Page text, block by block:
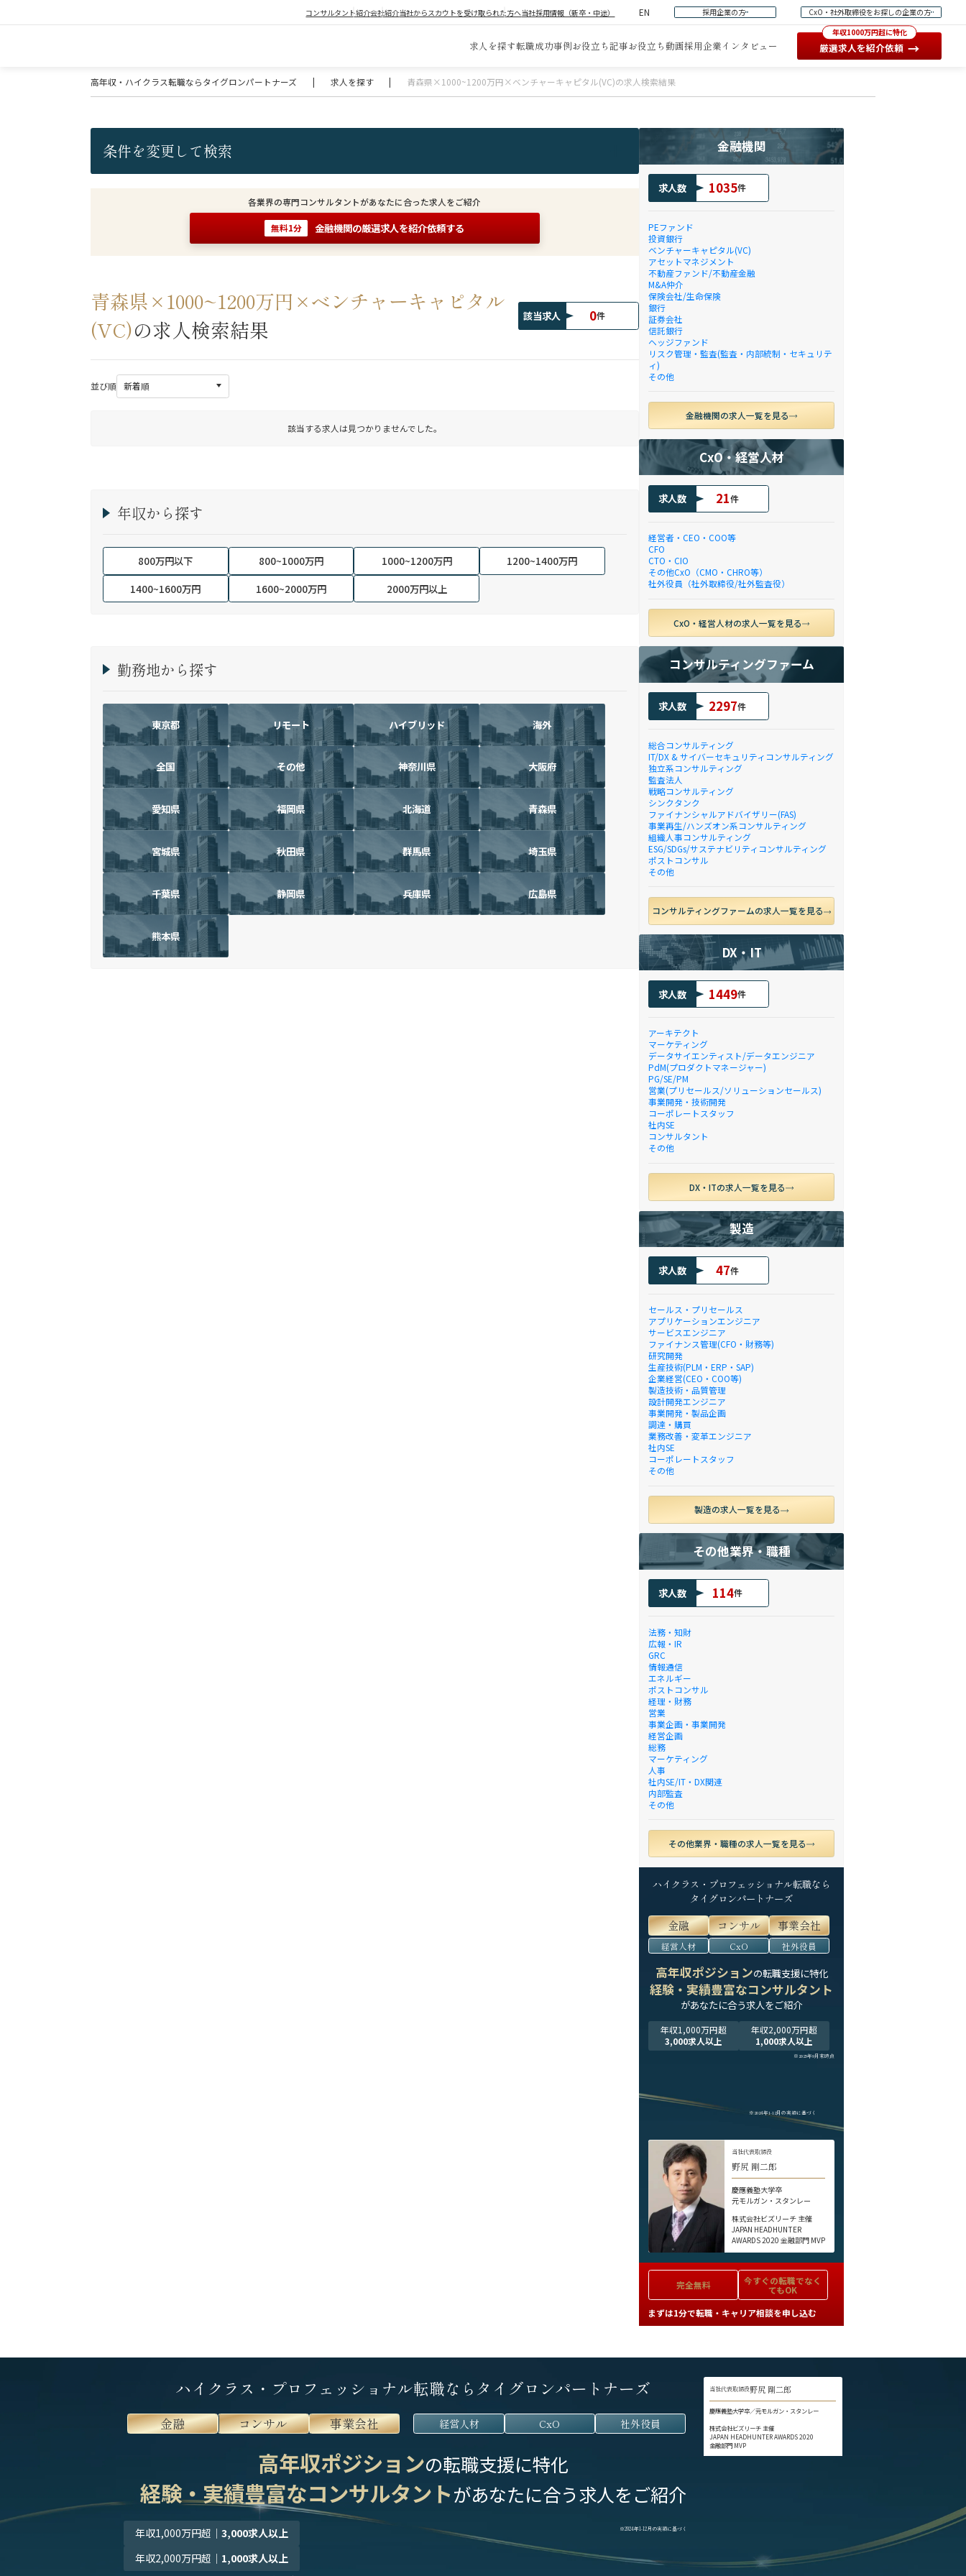
コンサルタント紹介会社紹介当社からスカウトを受け取られた方へ当社採用情報（新卒・中途） EN 採用企業の方 CxO・社外取締役をお探しの企業の方
求人を探す転職成功事例お役立ち記事お役立ち動画採用企業インタビュー
年収1000万円超に特化
厳選求人を紹介依頼 →
高年収・ハイクラス転職ならタイグロンパートナーズ | 求人を探す | 青森県×1000~1200万円×ベンチャーキャピタル(VC)の求人検索結果
条件を変更して検索
各業界の専門コンサルタントがあなたに合った求人をご紹介
無料1分 金融機関の厳選求人を紹介依頼する
青森県×1000~1200万円×ベンチャーキャピタル
(VC)の求人検索結果
該当求人 0件
並び順
該当する求人は見つかりませんでした。
年収から探す
800万円以下 800~1000万円 1000~1200万円
1200~1400万円
1400~1600万円
1600~2000万円 2000万円以上
勤務地から探す
東京都 リモート ハイブリッド 海外
全国 その他 神奈川県 大阪府
愛知県 福岡県 北海道 青森県
宮城県 秋田県 群馬県 埼玉県
千葉県 静岡県 兵庫県 広島県
熊本県
金融機関
求人数 1035件
PEファンド
投資銀行
ベンチャーキャピタル(VC)
アセットマネジメント
不動産ファンド/不動産金融
M&A仲介
保険会社/生命保険
銀行
証券会社
信託銀行
ヘッジファンド
リスク管理・監査(監査・内部統制・セキュリテ
ィ)
その他
金融機関の求人一覧を見る
CxO・経営人材
求人数 21件
経営者・CEO・COO等
CFO
CTO・CIO
その他CxO（CMO・CHRO等）
社外役員（社外取締役/社外監査役）
CxO・経営人材の求人一覧を見る
コンサルティングファーム
求人数 2297件
総合コンサルティング
IT/DX & サイバーセキュリティコンサルティング
独立系コンサルティング
監査法人
戦略コンサルティング
シンクタンク
ファイナンシャルアドバイザリー(FAS)
事業再生/ハンズオン系コンサルティング
組織人事コンサルティング
ESG/SDGs/サステナビリティコンサルティング
ポストコンサル
その他
コンサルティングファームの求人一覧を見る
DX・IT
求人数 1449件
アーキテクト
マーケティング
データサイエンティスト/データエンジニア
PdM(プロダクトマネージャー)
PG/SE/PM
営業(プリセールス/ソリューションセールス)
事業開発・技術開発
コーポレートスタッフ
社内SE
コンサルタント
その他
DX・ITの求人一覧を見る
製造
求人数 47件
セールス・プリセールス
アプリケーションエンジニア
サービスエンジニア
ファイナンス管理(CFO・財務等)
研究開発
生産技術(PLM・ERP・SAP)
企業経営(CEO・COO等)
製造技術・品質管理
設計開発エンジニア
事業開発・製品企画
調達・購買
業務改善・変革エンジニア
社内SE
コーポレートスタッフ
その他
製造の求人一覧を見る
その他業界・職種
求人数 114件
法務・知財
広報・IR
GRC
情報通信
エネルギー
ポストコンサル
経理・財務
営業
事業企画・事業開発
経営企画
総務
マーケティング
人事
社内SE/IT・DX関連
内部監査
その他
その他業界・職種の求人一覧を見る
ハイクラス・プロフェッショナル転職なら
タイグロンパートナーズ
金融 コンサル 事業会社
経営人材 CxO 社外役員
高年収ポジションの転職支援に特化
経験・実績豊富なコンサルタント
があなたに合う求人をご紹介
年収1,000万円超
3,000求人以上
年収2,000万円超
1,000求人以上
※2025年9月末時点
※2024年1-12月の実績に基づく
当社代表取締役
野尻 剛二郎
慶應義塾大学卒
元モルガン・スタンレー
株式会社ビズリーチ 主催
JAPAN HEADHUNTER
AWARDS 2020 金融部門 MVP
完全無料 今すぐの転職でなく
てもOK
まずは1分で転職・キャリア相談を申し込む
ハイクラス・プロフェッショナル転職ならタイグロンパートナーズ
金融 コンサル 事業会社 経営人材 CxO 社外役員
高年収ポジションの転職支援に特化
経験・実績豊富なコンサルタントがあなたに合う求人をご紹介
年収1,000万円超 ｜3,000求人以上
年収2,000万円超 ｜ 1,000求人以上
※2024年1-12月の実績に基づく
当社代表取締役野尻 剛二郎
慶應義塾大学卒／元モルガン・スタンレー
株式会社ビズリーチ 主催
JAPAN HEADHUNTER AWARDS 2020
金融部門 MVP